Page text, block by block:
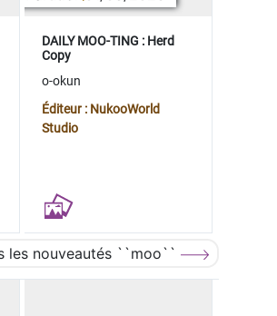
DAILY MOO-TING : Herd
Copy
o-okun
Éditeur : NukooWorld
Studio
les nouveautés ``moo``